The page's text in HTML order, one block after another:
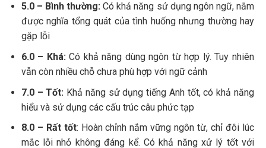
5.0 – Bình thường: Có khả năng sử dụng ngôn ngữ, nắm
được nghĩa tổng quát của tình huống nhưng thường hay
gặp lỗi
6.0 – Khá:Có khả năng dùng ngôn từ hợp lý. Tuy nhiên
vẫn còn nhiều chỗ chưa phù hợp với ngữ cảnh
7.0 – Tốt: Khả năng sử dụng tiếng Anh tốt, có khả năng
hiểu và sử dụng các cấu trúc câu phức tạp
8.0 – Rất tốt: Hoàn chỉnh nắm vững ngôn từ, chỉ đôi lúc
mắc lỗi nhỏ không đáng kể. Có khả năng xử lý tốt với